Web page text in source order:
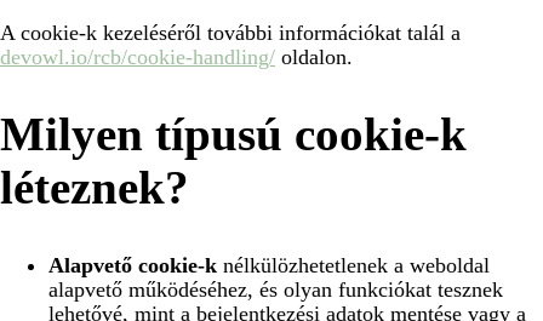
A cookie-k kezeléséről további információkat talál a
devowl.io/rcb/cookie-handling/ oldalon.
Milyen típusú cookie-k
léteznek?
Alapvető cookie-k nélkülözhetetlenek a weboldal
alapvető működéséhez, és olyan funkciókat tesznek
lehetővé, mint a bejelentkezési adatok mentése vagy a